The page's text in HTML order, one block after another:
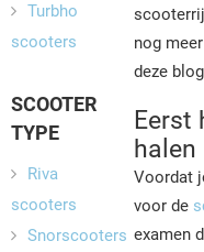
nog
deze
Eerst
halen
Voordat
voor de
examen
Turbho
scooters
SCOOTER
TYPE
Riva
scooters
Snorscooters